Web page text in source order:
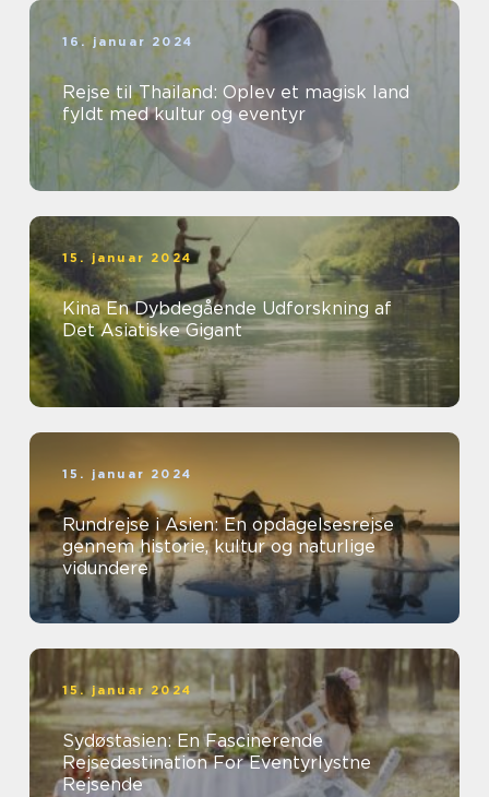
16. januar 2024
Rejse til Thailand: Oplev et magisk land
fyldt med kultur og eventyr
15. januar 2024
Kina En Dybdegående Udforskning af
Det Asiatiske Gigant
15. januar 2024
Rundrejse i Asien: En opdagelsesrejse
gennem historie, kultur og naturlige
vidundere
15. januar 2024
Sydøstasien: En Fascinerende
Rejsedestination For Eventyrlystne
Rejsende